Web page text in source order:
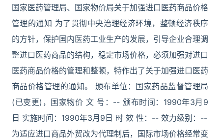
国家医药管理局、国家物价局关于加强进口医药商品价格
管理的通知 为了贯彻中央治理经济环境，整顿经济秩序
的方针，保护国内医药工业生产的发展，引导企业合理调
整进口医药商品的结构，稳定市场价格，必须加强对进口
医药商品价格的管理和整顿，特作出了关于加强进口医药
商品价格管理的通知。 颁布单位：国家药品监督管理局
(已变更)，国家物价 文 号：-- 颁布时间：1990年3月9
日 实施时间：1990年3月9日 时 效 性：-- 效力级别：--
为适应进口商品外贸改为代理制后，国际市场价格经常变